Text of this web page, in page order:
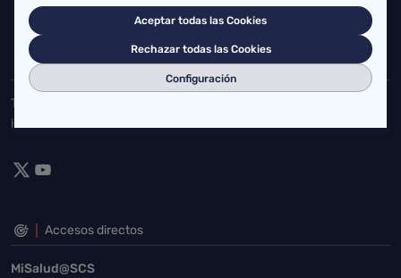
buzgen.dg@scsalud.es
942202772
Toda la actualidad de Salud Cantabria en las redes sociales.
¡Síguenos!
Accesos directos
MiSalud@SCS
Aceptar todas las Cookies
Rechazar todas las Cookies
Configuración